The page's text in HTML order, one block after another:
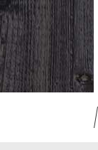
ペ
ー
ジ
の
先
頭
メ
ニ
ュ
ー
を
飛